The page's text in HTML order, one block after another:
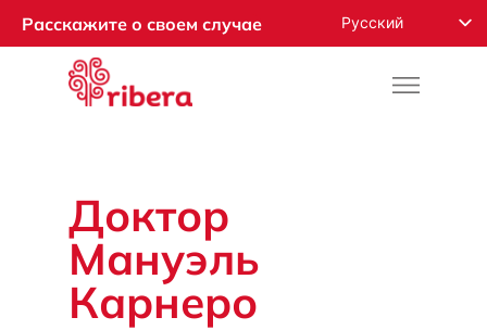
Расскажите о своем случае Русский
Español
Доктор
Мануэль
Карнеро